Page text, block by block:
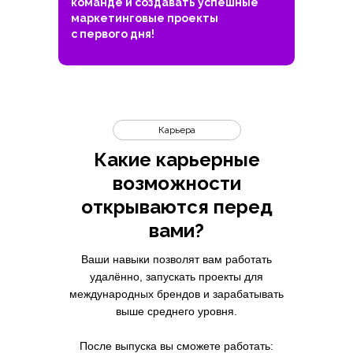
маркетинговые проекты
с первого дня!
Какие карьерные
возможности
открываются перед
вами?
Карьера
Ваши навыки позволят вам работать
удалённо, запускать проекты для
международных брендов и зарабатывать
выше среднего уровня.
После выпуска вы сможете работать: